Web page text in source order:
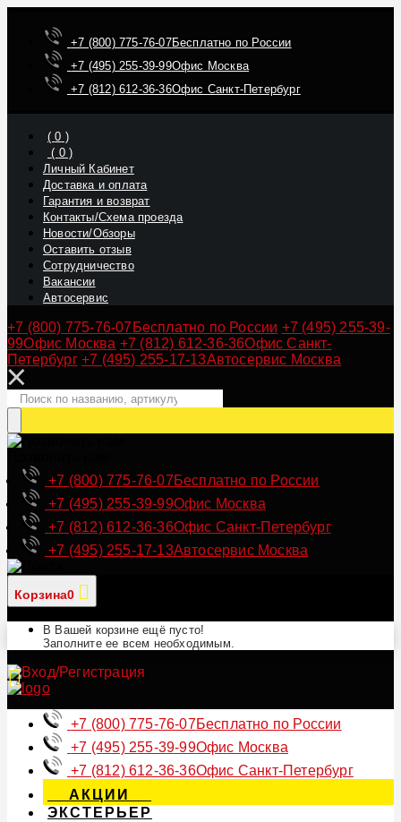
+7 (800) 775-76-07Бесплатно по России
+7 (495) 255-39-99Офис Москва
+7 (812) 612-36-36Офис Санкт-Петербург
(0 )
( 0)
Личный Кабинет
Доставка и оплата
Гарантия и возврат
Контакты/Схема проезда
Новости/Обзоры
Оставить отзыв
Сотрудничество
Вакансии
Автосервис
+7 (800) 775-76-07 Бесплатно по России +7 (495) 255-39-
99Офис Москва +7 (812) 612-36-36Офис Санкт-
Петербург +7 (495) 255-17-13Автосервис Москва
+7 (800) 775-76-07Бесплатно по России
+7 (495) 255-39-99Офис Москва
+7 (812) 612-36-36Офис Санкт-Петербург
+7 (495) 255-17-13Автосервис Москва
Корзина0
В Вашей корзине ещё пусто!
Заполните ее всем необходимым.
+7 (800) 775-76-07Бесплатно по России
+7 (495) 255-39-99Офис Москва
+7 (812) 612-36-36Офис Санкт-Петербург
АКЦИИ
ЭКСТЕРЬЕР